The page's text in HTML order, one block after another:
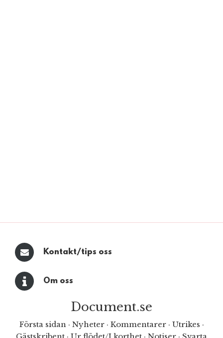
Kontakt/tips oss
Om oss
Document.se
Första sidan· Nyheter· Kommentarer· Utrikes ·